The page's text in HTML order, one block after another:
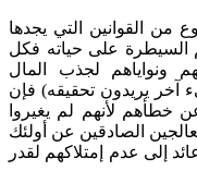
من القوانين التي يجدها
السيطرة على حياته فكل
ونواياهم لجذب المال
آخر يريدون تحقيقه) فإن
خطأهم لأنهم لم يغيروا
الصادقين عن أولئك
إلى عدم إمتلاكهم لقدر